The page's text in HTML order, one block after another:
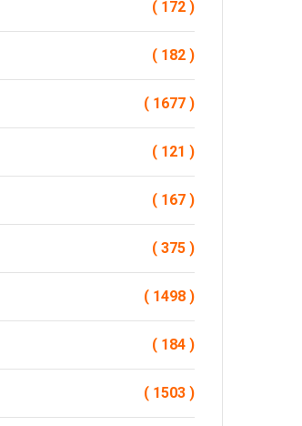
( 172 )
( 182 )
( 1677 )
( 121 )
( 167 )
( 375 )
( 1498 )
( 184 )
( 1503 )